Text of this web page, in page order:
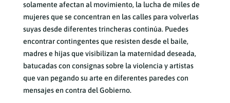
solamente afectan al movimiento, la lucha de miles de
mujeres que se concentran en las calles para volverlas
suyas desde diferentes trincheras continúa. Puedes
encontrar contingentes que resisten desde el baile,
madres e hijas que visibilizan la maternidad deseada,
batucadas con consignas sobre la violencia y artistas
que van pegando su arte en diferentes paredes con
mensajes en contra del Gobierno.